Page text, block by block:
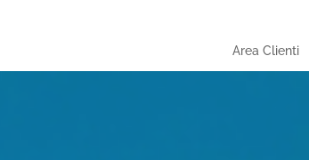
Area Clienti